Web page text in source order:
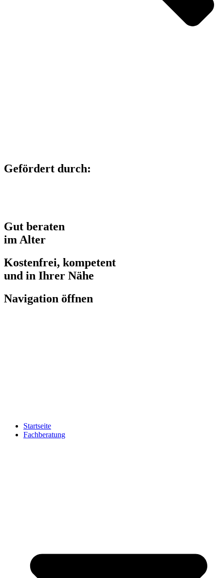
Gefördert durch:
Gut beraten
im Alter
Kostenfrei, kompetent
und in Ihrer Nähe
Navigation öffnen
Startseite
Fachberatung